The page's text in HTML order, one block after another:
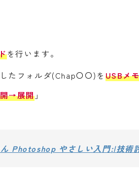
を行います。
たフォルダ(Chap〇〇)を USBメ
→展開 」
Photoshop やさしい入門:|技術